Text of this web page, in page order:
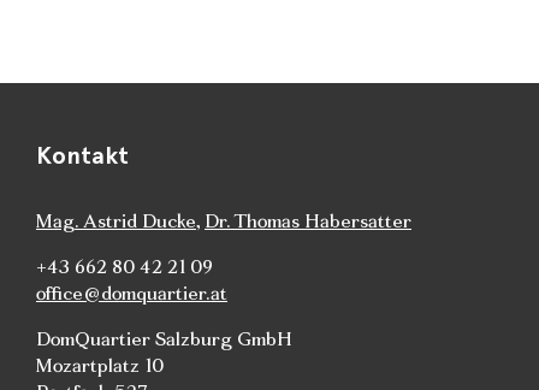
Kontakt
Mag. Astrid Ducke, Dr. Thomas Habersatter
+43 662 80 42 21 09
office@domquartier.at
DomQuartier Salzburg GmbH
Mozartplatz 10